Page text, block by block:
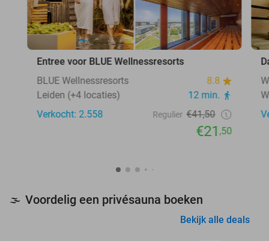
Entree voor BLUE Wellnessresorts
BLUE Wellnessresorts
8.8
Leiden (+4 locaties)
12 min.
Verkocht: 2.558
Regulier €41,50
€21,50
🌫️ Voordelig een privésauna boeken
Bekijk alle deals